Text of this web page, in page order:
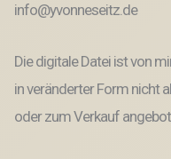
info@yvonneseitz.de
Die digitale Datei ist von
in veränderter Form nicht
oder zum Verkauf